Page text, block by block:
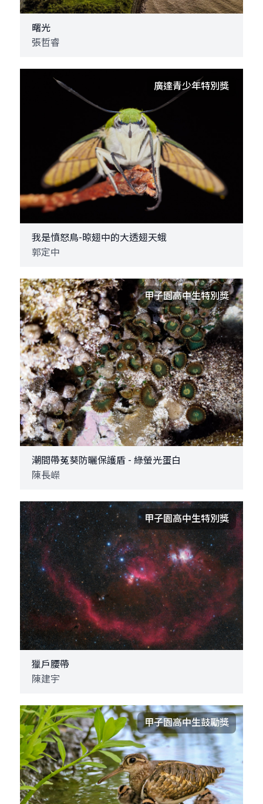
曙光
張哲睿
廣達青少年特別獎
我是憤怒鳥-晾翅中的大透翅天蛾
郭定中
甲子園高中生特別獎
潮間帶菟葵防曬保護盾 - 綠螢光蛋白
陳長嶸
甲子園高中生特別獎
獵戶腰帶
陳建宇
甲子園高中生鼓勵獎